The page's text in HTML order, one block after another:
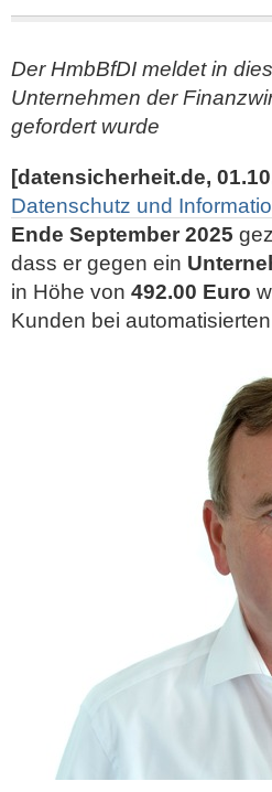
Der HmbBfDI meldet in
Unternehmen der
gefordert wurde
[datensicherheit.de,
Datenschutz und
Ende September 2025
dass er gegen ein
in Höhe von 492.00 Euro
Kunden bei